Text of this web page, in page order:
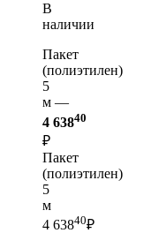
В
наличии
Пакет
(полиэтилен)
5
м —
4 63840
₽
Пакет
(полиэтилен)
5
м
4 63840₽